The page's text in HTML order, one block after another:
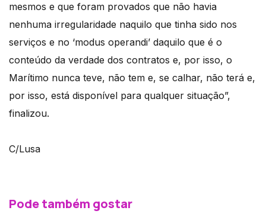
mesmos e que foram provados que não havia
nenhuma irregularidade naquilo que tinha sido nos
serviços e no ‘modus operandi’ daquilo que é o
conteúdo da verdade dos contratos e, por isso, o
Marítimo nunca teve, não tem e, se calhar, não terá e,
por isso, está disponível para qualquer situação”,
finalizou.
C/Lusa
Pode também gostar